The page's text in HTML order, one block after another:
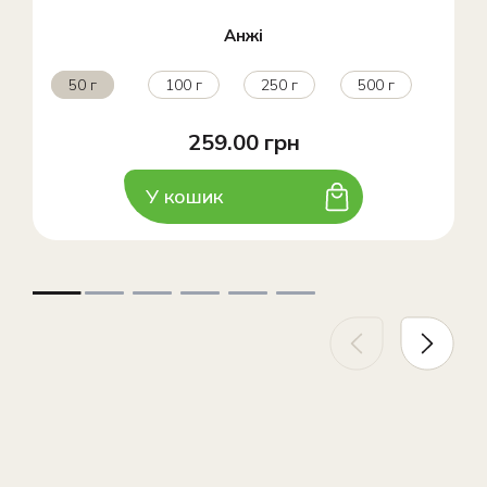
Анжі
50 г 100 г 250 г 500 г
259.00 грн
У кошик